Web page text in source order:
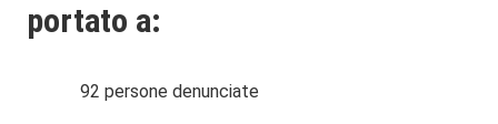
portato a:
92 persone denunciate